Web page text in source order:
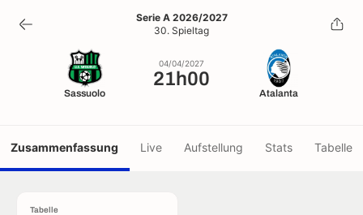
21h00
04/04/2027
Serie A 2026/2027
30. Spieltag
Sassuolo
04/04/2027
21h00
Atalanta
Zusammenfassung Live Aufstellung Stats Tabelle
Tabelle